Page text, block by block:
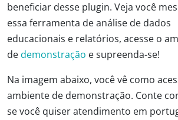
beneficiar desse plugin. Veja você
essa ferramenta de análise de dados
educacionais e relatórios, acesse o
dedemonstração e supreenda-se!
Na imagem abaixo, você vê como
ambiente de demonstração. Conte
se você quiser atendimento em